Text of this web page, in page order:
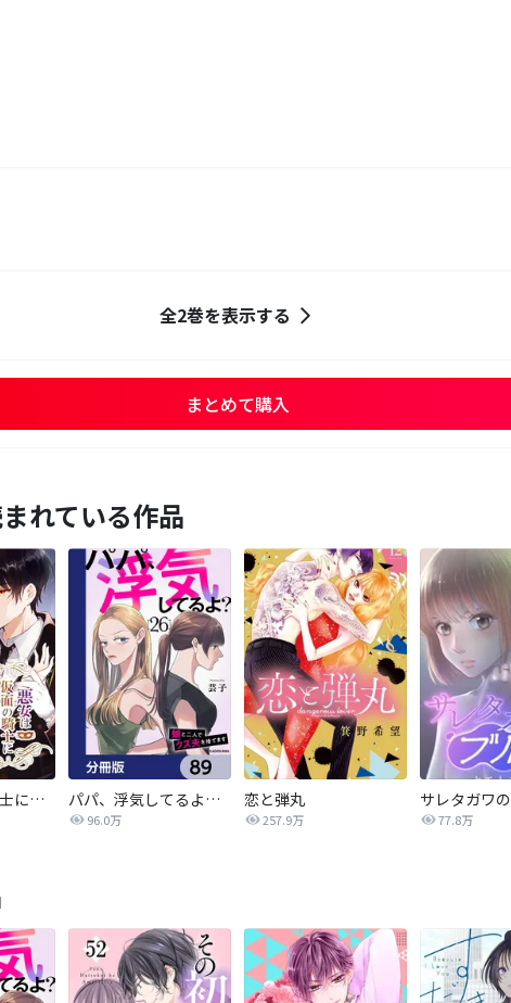
全2巻を表示する
まとめて購入
れている作品
悪女は仮面の騎士に騙されない パパ、浮気してるよ？娘と二人でクズ夫を捨てます【分冊版】
96.0万
恋と弾丸
257.9万 77.8万